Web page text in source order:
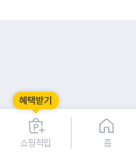
쇼핑적립 홈